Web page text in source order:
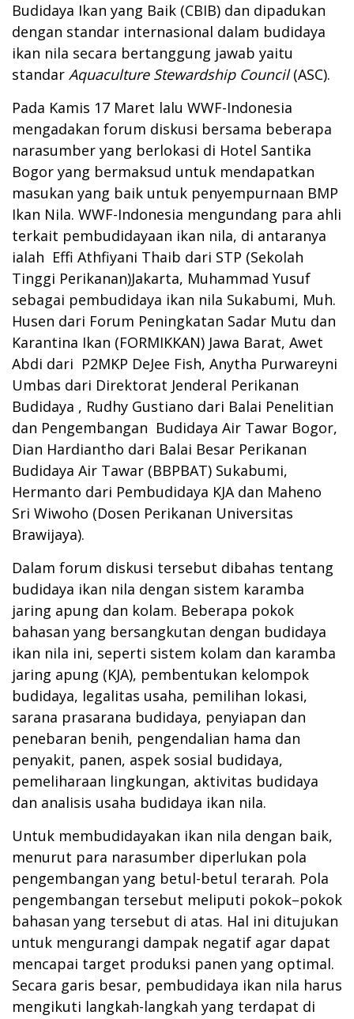
Budidaya Ikan yang Baik (CBIB) dan dipadukan
dengan standar internasional dalam budidaya
ikan nila secara bertanggung jawab yaitu
standar Aquaculture Stewardship Council(ASC).
Pada Kamis 17 Maret lalu WWF-Indonesia
mengadakan forum diskusi bersama beberapa
narasumber yang berlokasi di Hotel Santika
Bogor yang bermaksud untuk mendapatkan
masukan yang baik untuk penyempurnaan BMP
Ikan Nila. WWF-Indonesia mengundang para ahli
terkait pembudidayaan ikan nila, di antaranya
ialah Effi Athfiyani Thaib dari STP (Sekolah
Tinggi Perikanan)Jakarta, Muhammad Yusuf
sebagai pembudidaya ikan nila Sukabumi, Muh.
Husen dari Forum Peningkatan Sadar Mutu dan
Karantina Ikan (FORMIKKAN) Jawa Barat, Awet
Abdi dari P2MKP DeJee Fish, Anytha Purwareyni
Umbas dari Direktorat Jenderal Perikanan
Budidaya , Rudhy Gustiano dari Balai Penelitian
dan Pengembangan Budidaya Air Tawar Bogor,
Dian Hardiantho dari Balai Besar Perikanan
Budidaya Air Tawar (BBPBAT) Sukabumi,
Hermanto dari Pembudidaya KJA dan Maheno
Sri Wiwoho (Dosen Perikanan Universitas
Brawijaya).
Dalam forum diskusi tersebut dibahas tentang
budidaya ikan nila dengan sistem karamba
jaring apung dan kolam. Beberapa pokok
bahasan yang bersangkutan dengan budidaya
ikan nila ini, seperti sistem kolam dan karamba
jaring apung (KJA), pembentukan kelompok
budidaya, legalitas usaha, pemilihan lokasi,
sarana prasarana budidaya, penyiapan dan
penebaran benih, pengendalian hama dan
penyakit, panen, aspek sosial budidaya,
pemeliharaan lingkungan, aktivitas budidaya
dan analisis usaha budidaya ikan nila.
Untuk membudidayakan ikan nila dengan baik,
menurut para narasumber diperlukan pola
pengembangan yang betul-betul terarah. Pola
pengembangan tersebut meliputi pokok–pokok
bahasan yang tersebut di atas. Hal ini ditujukan
untuk mengurangi dampak negatif agar dapat
mencapai target produksi panen yang optimal.
Secara garis besar, pembudidaya ikan nila harus
mengikuti langkah-langkah yang terdapat di